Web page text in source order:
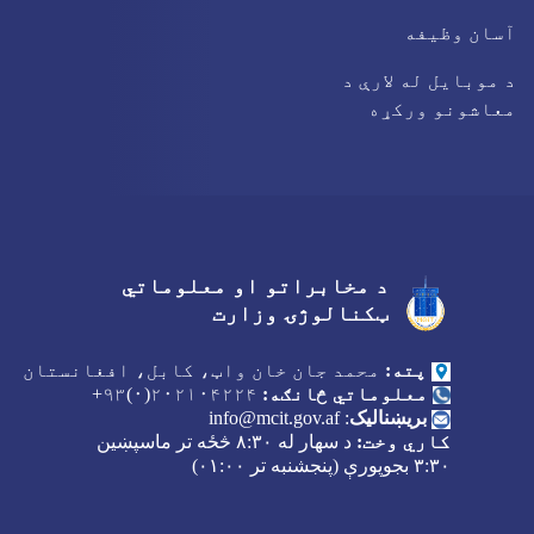
آسان وظیفه
د موبایل له لارې د
معاشونو ورکړه
د مخابراتو او معلوماتي
ټکنالوژۍ وزارت
پته: محمد جان خان واټ، کابل، افغانستان
معلوماتي څانګه:
بریښنالیک:
info@mcit.gov.af
کاري وخت: د سهار له ۸:۳۰ څځه تر ماسپښین
۳:۳۰ بجوپورې (پنجشنبه تر ۰۱:۰۰)